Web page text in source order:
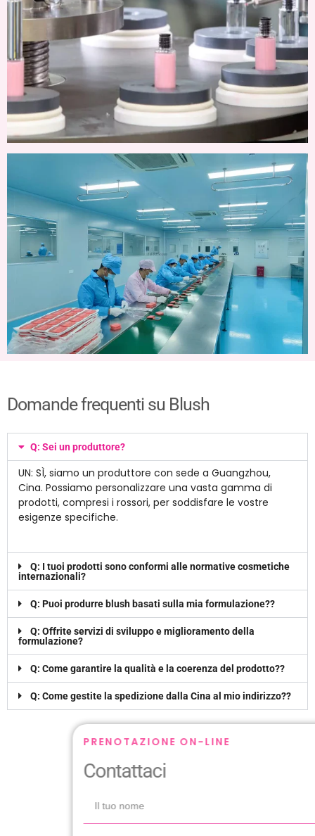
Domande frequenti su Blush
Q: Sei un produttore?
UN: SÌ, siamo un produttore con sede a Guangzhou,
Cina. Possiamo personalizzare una vasta gamma di
prodotti, compresi i rossori, per soddisfare le vostre
esigenze specifiche.
Q: I tuoi prodotti sono conformi alle normative cosmetiche
internazionali?
Q: Puoi produrre blush basati sulla mia formulazione??
Q: Offrite servizi di sviluppo e miglioramento della
formulazione?
Q: Come garantire la qualità e la coerenza del prodotto??
Q: Come gestite la spedizione dalla Cina al mio indirizzo??
PRENOTAZIONE ON-LINE
Contattaci